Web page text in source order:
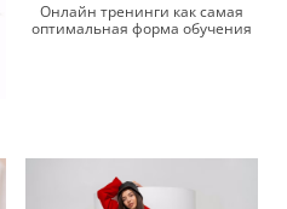
Онлайн тренинги как самая
оптимальная форма обучения